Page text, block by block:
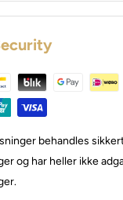
behandles
og har heller ikke